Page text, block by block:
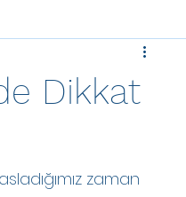
Dikkat
zaman